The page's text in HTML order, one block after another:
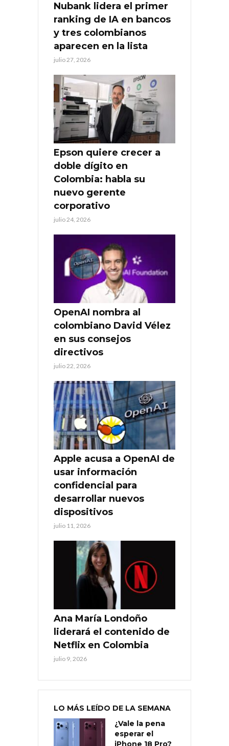
Nubank lidera el primer
ranking de IA en bancos
y tres colombianos
aparecen en la lista
julio 27, 2026
Epson quiere crecer a
doble dígito en
Colombia: habla su
nuevo gerente
corporativo
julio 24, 2026
OpenAI nombra al
colombiano David Vélez
en sus consejos
directivos
julio 22, 2026
Apple acusa a OpenAI de
usar información
confidencial para
desarrollar nuevos
dispositivos
julio 11, 2026
Ana María Londoño
liderará el contenido de
Netflix en Colombia
julio 9, 2026
LO MÁS LEÍDO DE LA SEMANA
¿Vale la pena
esperar el
iPhone 18 Pro?